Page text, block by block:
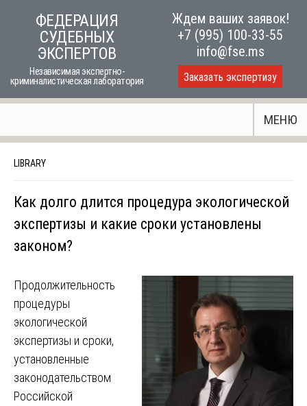
ФЕДЕРАЦИЯ
СУДЕБНЫХ
ЭКСПЕРТОВ
Независимая экспертно-
криминалистическая лаборатория
Ждем ваших заявок!
+7 (995) 100-33-55
info@fse.ms
Заказать экспертизу
МЕНЮ
LIBRARY
Как долго длится процедура экологической
экспертизы и какие сроки установлены
законом?
Продолжительность
процедуры
экологической
экспертизы и сроки,
установленные
законодательством
Российской